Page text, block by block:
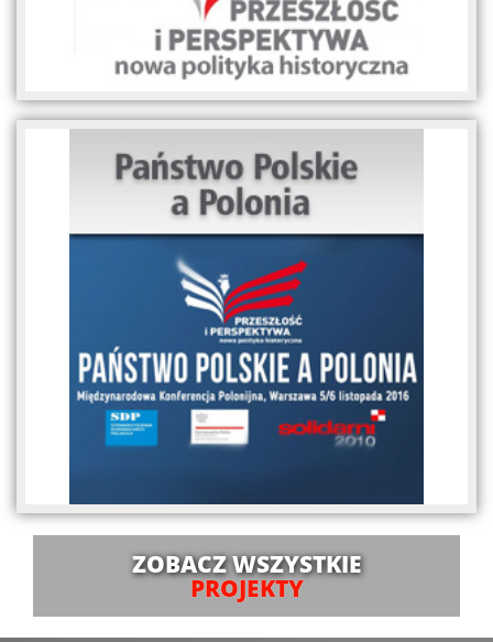
ZOBACZ WSZYSTKIE
PROJEKTY